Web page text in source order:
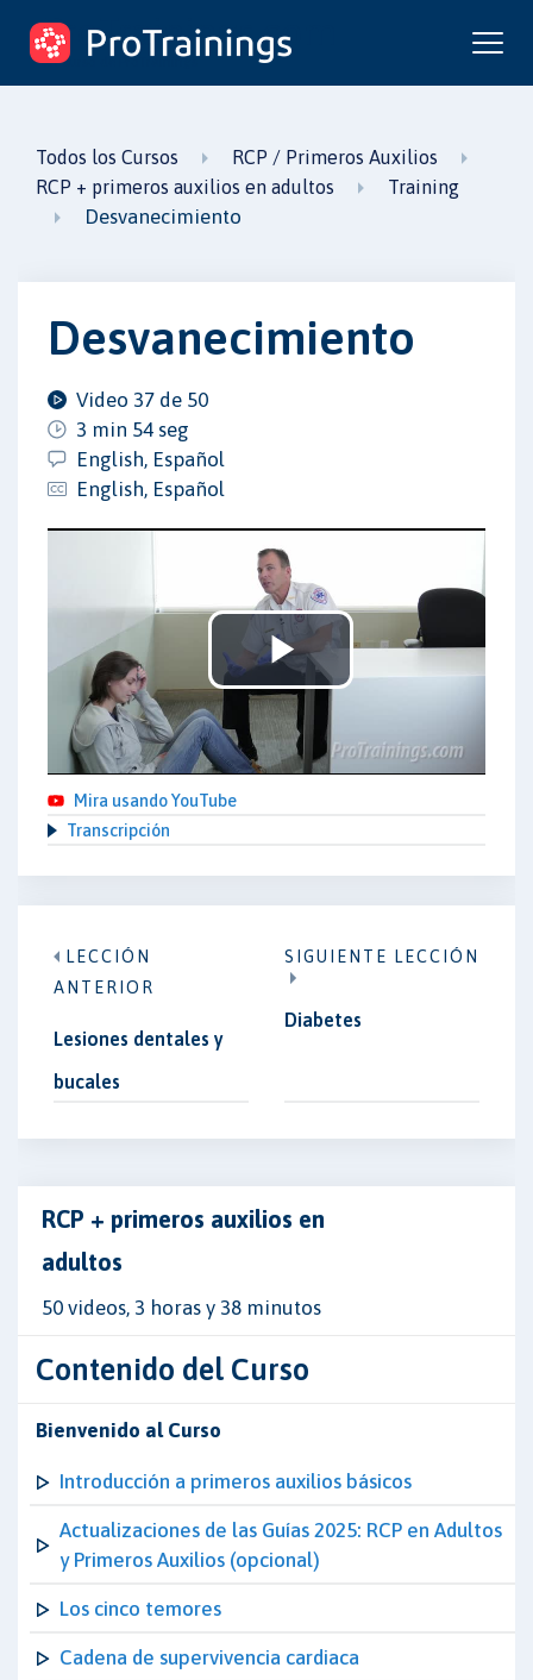
ProTrainings.com
un curso de ProTrainings
Todos los Cursos
RCP / Primeros Auxilios
RCP + primeros auxilios en adultos
Training
Desvanecimiento
Desvanecimiento
Video 37 de 50
3 min 54 seg
English, Español
English, Español
Play
Video
Mira usando YouTube
Transcripción
LECCIÓN
ANTERIOR
Lesiones dentales y
bucales
SIGUIENTE LECCIÓN
Diabetes
RCP + primeros auxilios en
adultos
50 videos, 3 horas y 38 minutos
Contenido del Curso
Bienvenido al Curso
Introducción a primeros auxilios básicos
Actualizaciones de las Guías 2025: RCP en Adultos
y Primeros Auxilios (opcional)
Los cinco temores
Cadena de supervivencia cardiaca